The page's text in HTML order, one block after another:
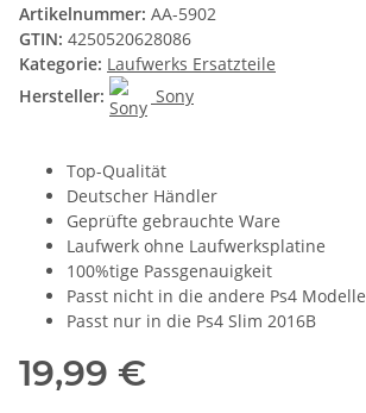
Artikelnummer: AA-5902
GTIN: 4250520628086
Kategorie: Laufwerks Ersatzteile
Hersteller:
Sony
Top-Qualität
Deutscher Händler
Geprüfte gebrauchte Ware
Laufwerk ohne Laufwerksplatine
100%tige Passgenauigkeit
Passt nicht in die andere Ps4 Modelle
Passt nur in die Ps4 Slim 2016B
19,99 €